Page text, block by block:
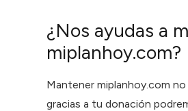
¿Nos ayudas a
miplanhoy.com?
Mantener miplanhoy.com
gracias a tu donación